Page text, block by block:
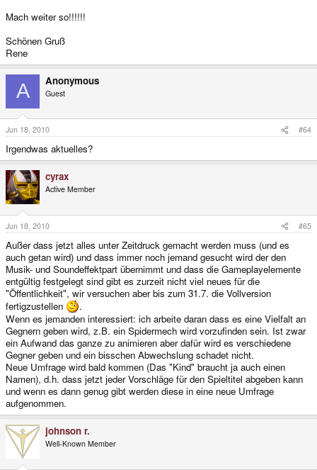
Mach weiter so!!!!!!
Schönen Gruß
Rene
A Anonymous
Guest
Jun 18, 2010 #64
Irgendwas aktuelles?
cyrax
Active Member
Jun 18, 2010 #65
Außer dass jetzt alles unter Zeitdruck gemacht werden muss (und es
auch getan wird) und dass immer noch jemand gesucht wird der den
Musik- und Soundeffektpart übernimmt und dass die Gameplayelemente
entgültig festgelegt sind gibt es zurzeit nicht viel neues für die
"Öffentlichkeit", wir versuchen aber bis zum 31.7. die Vollversion
fertigzustellen
.
Wenn es jemanden interessiert: ich arbeite daran dass es eine Vielfalt an
Gegnern geben wird, z.B. ein Spidermech wird vorzufinden sein. Ist zwar
ein Aufwand das ganze zu animieren aber dafür wird es verschiedene
Gegner geben und ein bisschen Abwechslung schadet nicht.
Neue Umfrage wird bald kommen (Das "Kind" braucht ja auch einen
Namen), d.h. dass jetzt jeder Vorschläge für den Spieltitel abgeben kann
und wenn es dann genug gibt werden diese in eine neue Umfrage
aufgenommen.
johnson r.
Well-Known Member